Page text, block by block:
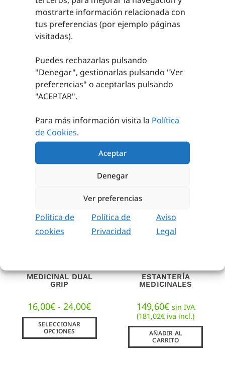
mostrarte información relacionada con
tus preferencias (por ejemplo páginas
visitadas).
Puedes rechazarlas pulsando
"Denegar", gestionarlas pulsando "Ver
preferencias" o aceptarlas pulsando
"ACEPTAR".
Para más información visita la Política
de Cookies.
Aceptar
Denegar
Ver preferencias
Política de
cookies
Política de
Privacidad
Aviso
Legal
NEOPRENO
3,95€ - 37,50€
SELECCIONAR
PRODUCTOS RELACIONADOS
MEDICINAL DUAL
GRIP
16,00€ - 24,00€
SELECCIONAR
OPCIONES
ESTANTERÍA
MEDICINALES
149,60€ sin IVA
(181,02€ iva incl.)
AÑADIR AL
CARRITO